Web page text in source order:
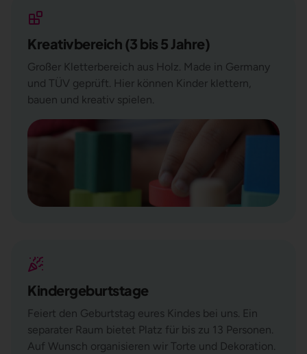
Kreativbereich (3 bis 5 Jahre)
Großer Kletterbereich aus Holz. Made in Germany
und TÜV geprüft. Hier können Kinder klettern,
bauen und kreativ spielen.
Kindergeburtstage
Feiert den Geburtstag eures Kindes bei uns. Ein
separater Raum bietet Platz für bis zu 13 Personen.
Auf Wunsch organisieren wir Torte und Dekoration.